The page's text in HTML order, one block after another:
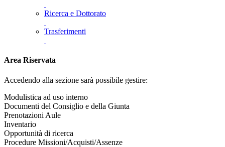
Ricerca e Dottorato
Trasferimenti
Area Riservata
Accedendo alla sezione sarà possibile gestire:
Modulistica ad uso interno
Documenti del Consiglio e della Giunta
Prenotazioni Aule
Inventario
Opportunità di ricerca
Procedure Missioni/Acquisti/Assenze